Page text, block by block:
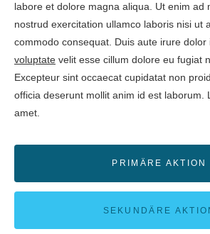
labore et dolore magna aliqua. Ut enim ad
nostrud exercitation ullamco laboris nisi ut
commodo consequat. Duis aute irure dolor
voluptate velit esse cillum dolore eu fugiat
Excepteur sint occaecat cupidatat non
officia deserunt mollit anim id est laborum.
amet.
PRIMÄRE AKTION
SEKUNDÄRE